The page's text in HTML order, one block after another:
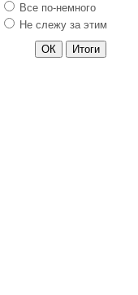
Все по-немного
Не слежу за этим